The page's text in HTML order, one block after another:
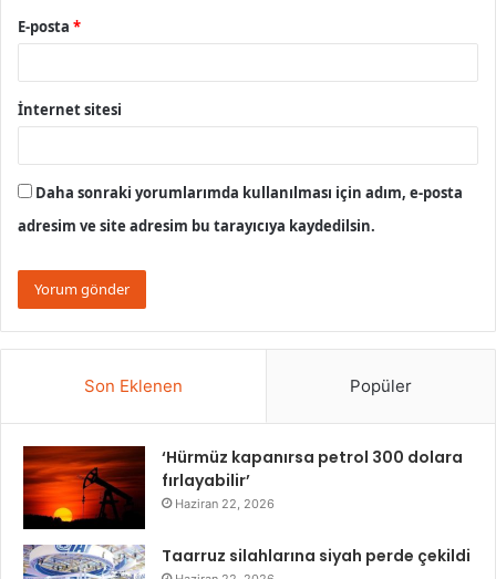
E-posta *
İnternet sitesi
Daha sonraki yorumlarımda kullanılması için adım, e-posta
adresim ve site adresim bu tarayıcıya kaydedilsin.
Son Eklenen Popüler
‘Hürmüz kapanırsa petrol 300 dolara
fırlayabilir’
Haziran 22, 2026
Taarruz silahlarına siyah perde çekildi